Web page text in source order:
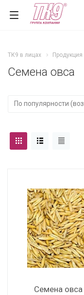
ТК9 в лицах Продукция
Семена овса
Семена овса